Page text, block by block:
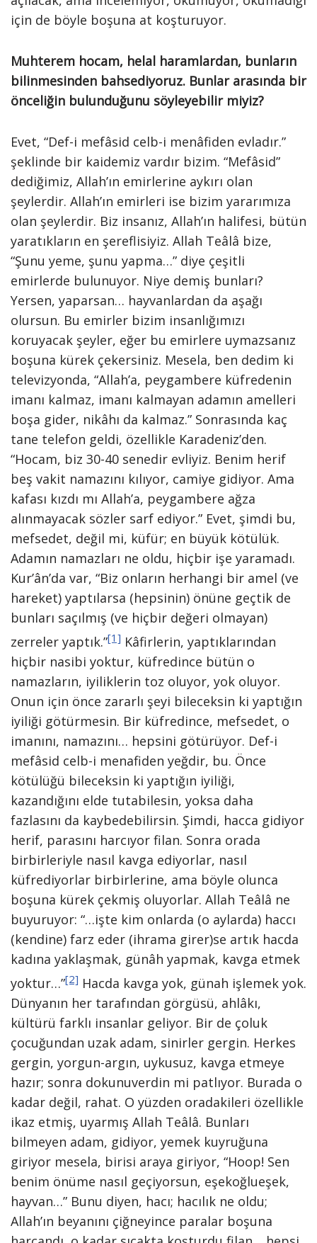
için de böyle boşuna at koşturuyor.
Muhterem hocam, helal haramlardan, bunların
bilinmesinden bahsediyoruz. Bunlar arasında bir
önceliğin bulunduğunu söyleyebilir miyiz?
Evet, “Def-i mefâsid celb-i menâfiden evladır.”
şeklinde bir kaidemiz vardır bizim. “Mefâsid”
dediğimiz, Allah’ın emirlerine aykırı olan
şeylerdir. Allah’ın emirleri ise bizim yararımıza
olan şeylerdir. Biz insanız, Allah’ın halifesi, bütün
yaratıkların en şereflisiyiz. Allah Teâlâ bize,
“Şunu yeme, şunu yapma…” diye çeşitli
emirlerde bulunuyor. Niye demiş bunları?
Yersen, yaparsan… hayvanlardan da aşağı
olursun. Bu emirler bizim insanlığımızı
koruyacak şeyler, eğer bu emirlere uymazsanız
boşuna kürek çekersiniz. Mesela, ben dedim ki
televizyonda, “Allah’a, peygambere küfredenin
imanı kalmaz, imanı kalmayan adamın amelleri
boşa gider, nikâhı da kalmaz.” Sonrasında kaç
tane telefon geldi, özellikle Karadeniz’den.
“Hocam, biz 30-40 senedir evliyiz. Benim herif
beş vakit namazını kılıyor, camiye gidiyor. Ama
kafası kızdı mı Allah’a, peygambere ağza
alınmayacak sözler sarf ediyor.” Evet, şimdi bu,
mefsedet, değil mi, küfür; en büyük kötülük.
Adamın namazları ne oldu, hiçbir işe yaramadı.
Kur’ân’da var, “Biz onların herhangi bir amel (ve
hareket) yaptılarsa (hepsinin) önüne geçtik de
bunları saçılmış (ve hiçbir değeri olmayan)
zerreler yaptık.”[1] Kâfirlerin, yaptıklarından
hiçbir nasibi yoktur, küfredince bütün o
namazların, iyiliklerin toz oluyor, yok oluyor.
Onun için önce zararlı şeyi bileceksin ki yaptığın
iyiliği götürmesin. Bir küfredince, mefsedet, o
imanını, namazını… hepsini götürüyor. Def-i
mefâsid celb-i menafiden yeğdir, bu. Önce
kötülüğü bileceksin ki yaptığın iyiliği,
kazandığını elde tutabilesin, yoksa daha
fazlasını da kaybedebilirsin. Şimdi, hacca gidiyor
herif, parasını harcıyor filan. Sonra orada
birbirleriyle nasıl kavga ediyorlar, nasıl
küfrediyorlar birbirlerine, ama böyle olunca
boşuna kürek çekmiş oluyorlar. Allah Teâlâ ne
buyuruyor: “…işte kim onlarda (o aylarda) haccı
(kendine) farz eder (ihrama girer)se artık hacda
kadına yaklaşmak, günâh yapmak, kavga etmek
yoktur…”[2] Hacda kavga yok, günah işlemek yok.
Dünyanın her tarafından görgüsü, ahlâkı,
kültürü farklı insanlar geliyor. Bir de çoluk
çocuğundan uzak adam, sinirler gergin. Herkes
gergin, yorgun-argın, uykusuz, kavga etmeye
hazır; sonra dokunuverdin mi patlıyor. Burada o
kadar değil, rahat. O yüzden oradakileri özellikle
ikaz etmiş, uyarmış Allah Teâlâ. Bunları
bilmeyen adam, gidiyor, yemek kuyruğuna
giriyor mesela, birisi araya giriyor, “Hoop! Sen
benim önüme nasıl geçiyorsun, eşekoğlueşek,
hayvan…” Bunu diyen, hacı; hacılık ne oldu;
Allah’ın beyanını çiğneyince paralar boşuna